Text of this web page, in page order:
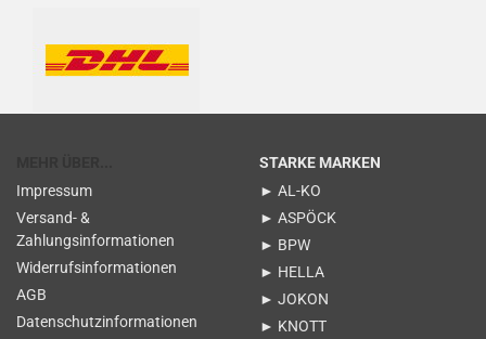
Impressum
Versand- &
Zahlungsinformationen
Widerrufsinformationen
AGB
Datenschutzinformationen
STARKE MARKEN
► AL-KO
► ASPÖCK
► BPW
► HELLA
► JOKON
► KNOTT